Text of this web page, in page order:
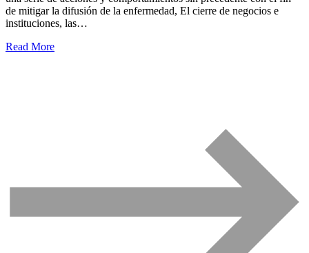
de mitigar la difusión de la enfermedad, El cierre de negocios e
instituciones, las…
Read More